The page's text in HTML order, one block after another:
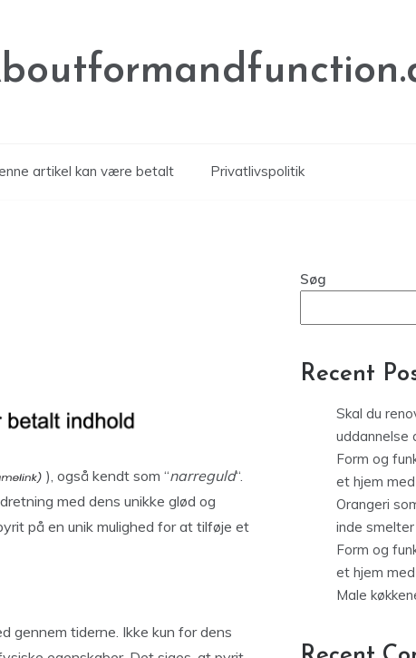
artikel kan være betalt Privatlivspolitik
), også kendt som “narreguld“.
med dens unikke glød og
på en unik mulighed for at tilføje et
gennem tiderne. Ikke kun for dens
Søg
Recent
Skal du
Form og
et hjem
Orangeri
inde
Form og
et hjem
Male